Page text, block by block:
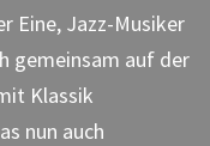
Eine, Jazz-Musiker
gemeinsam auf der
Klassik
nun auch